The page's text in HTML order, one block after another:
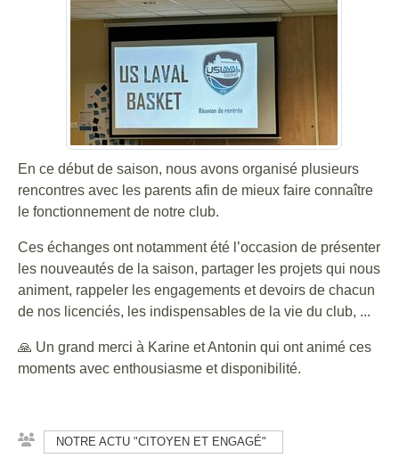
En ce début de saison, nous avons organisé plusieurs
rencontres avec les parents afin de mieux faire connaître
le fonctionnement de notre club.
Ces échanges ont notamment été l’occasion de présenter
les nouveautés de la saison, partager les projets qui nous
animent, rappeler les engagements et devoirs de chacun
de nos licenciés, les indispensables de la vie du club, ...
🙏 Un grand merci à Karine et Antonin qui ont animé ces
moments avec enthousiasme et disponibilité.
NOTRE ACTU "CITOYEN ET ENGAGÉ"